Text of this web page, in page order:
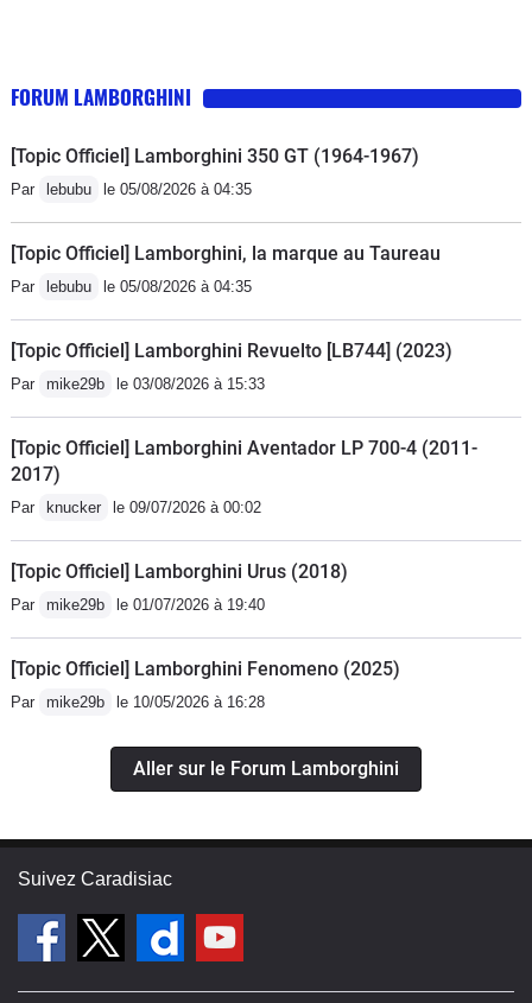
FORUM LAMBORGHINI
[Topic Officiel] Lamborghini 350 GT (1964-1967)
Par lebubu le 05/08/2026 à 04:35
[Topic Officiel] Lamborghini, la marque au Taureau
Par lebubu le 05/08/2026 à 04:35
[Topic Officiel] Lamborghini Revuelto [LB744] (2023)
Par mike29b le 03/08/2026 à 15:33
[Topic Officiel] Lamborghini Aventador LP 700-4 (2011-
2017)
Par knucker le 09/07/2026 à 00:02
[Topic Officiel] Lamborghini Urus (2018)
Par mike29b le 01/07/2026 à 19:40
[Topic Officiel] Lamborghini Fenomeno (2025)
Par mike29b le 10/05/2026 à 16:28
Aller sur le Forum Lamborghini
Suivez Caradisiac